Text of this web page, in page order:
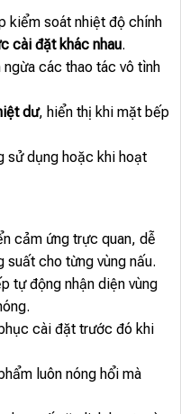
kiểm soát nhiệt độ chính
cài đặt khác nhau.
ngừa các thao tác vô tình
dư, hiển thị khi mặt bếp
sử dụng hoặc khi hoạt
cảm ứng trực quan, dễ
cho từng vùng nấu.
tự động nhận diện vùng
cài đặt trước đó khi
luôn nóng hổi mà